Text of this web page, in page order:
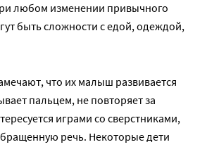
любом изменении привычного
быть сложности с едой, одеждой,
что их малыш развивается
пальцем, не повторяет за
играми со сверстниками,
речь. Некоторые дети